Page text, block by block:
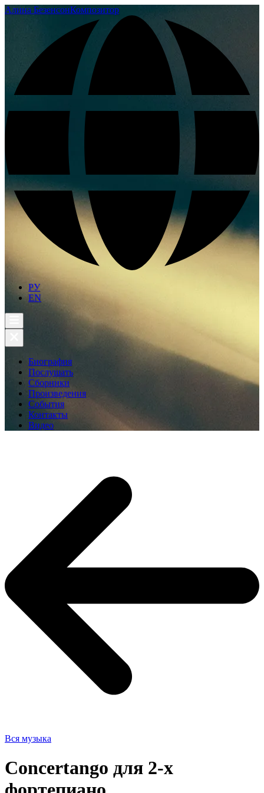
Алина БезенсонКомпозитор
РУ
EN
Биография
Послушать
Сборники
Произведения
События
Контакты
Видео
Вся музыка
Concertango для 2-х